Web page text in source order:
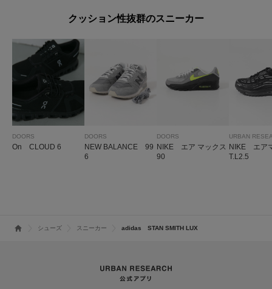
クッション性抜群のスニーカー
DOORS
On CLOUD 6
DOORS
NEW BALANCE 99
6
DOORS
NIKE エア マックス
90
URBAN
NIKE エア
T.L2.5
シューズ スニーカー adidas STAN SMITH LUX